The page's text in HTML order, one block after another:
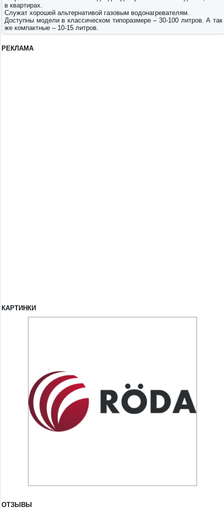
в квартирах.
Служат хорошей альтернативой газовым водонагревателям.
Доступны модели в классическом типоразмере – 30-100 литров. А так
же компактные – 10-15 литров.
РЕКЛАМА
КАРТИНКИ
ОТЗЫВЫ